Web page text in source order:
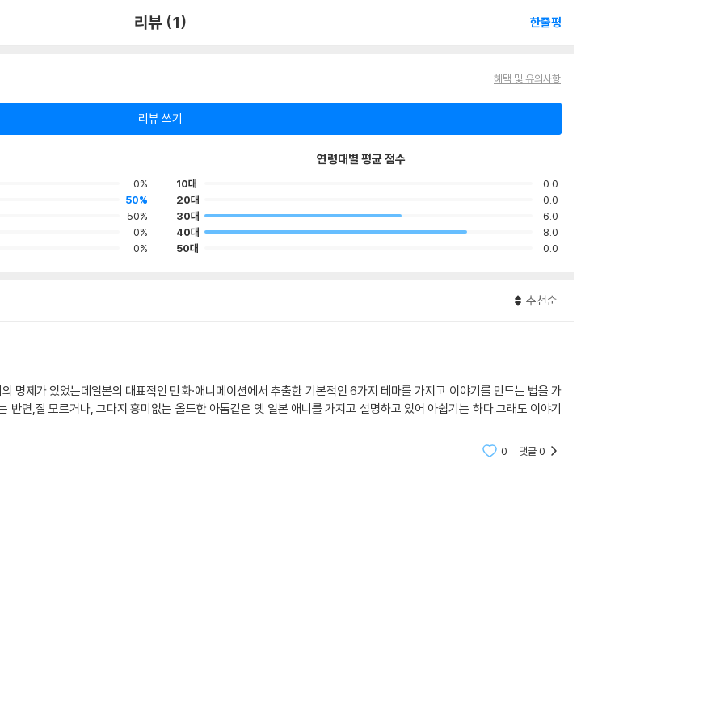
리뷰 (1) 한줄평
혜택 및 유의사항
리뷰 쓰기
0%
50%
50%
0%
0%
연령대별 평균 점수
10대
0.0
20대
0.0
30대
6.0
40대
8.0
50대
0.0
추천순
명제가 있었는데일본의 대표적인 만화·애니메이션에서 추출한 기본적인 6가지 테마를 가지고 이야기를 만드는 법을 가
반면,잘 모르거나, 그다지 흥미없는 올드한 아톰같은 옛 일본 애니를 가지고 설명하고 있어 아쉽기는 하다.그래도 이야기
0 댓글0